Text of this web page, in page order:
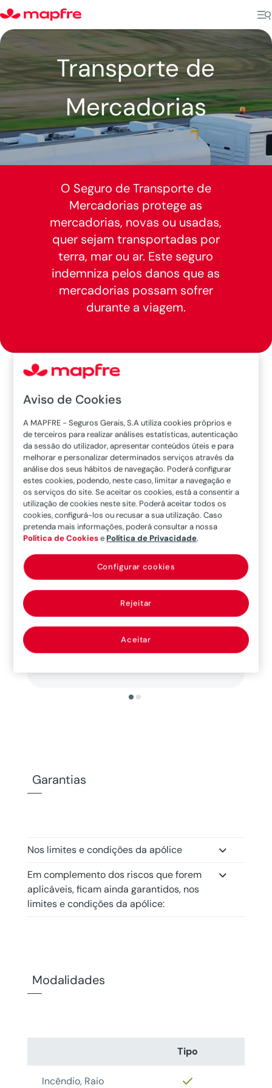
Transporte de
Mercadorias
O Seguro de Transporte de
Mercadorias protege as
mercadorias, novas ou usadas,
quer sejam transportadas por
terra, mar ou ar. Este seguro
indemniza pelos danos que as
mercadorias possam sofrer
durante a viagem.
Home 5 Empresas 5
Transporte de Mercadorias
Vantagens

Processo de compra
Processo de compra simples e rápido
Garantias
Nos limites e condições da apólice
Em complemento dos riscos que forem
aplicáveis, ficam ainda garantidos, nos
limites e condições da apólice:
Modalidades
Tipo
Incêndio, Raio
Aviso de Cookies
A MAPFRE - Seguros Gerais, S.A utiliza cookies próprios e
de terceiros para realizar análises estatísticas, autenticação
da sessão do utilizador, apresentar conteúdos úteis e para
melhorar e personalizar determinados serviços através da
análise dos seus hábitos de navegação. Poderá configurar
estes cookies, podendo, neste caso, limitar a navegação e
os serviços do site. Se aceitar os cookies, está a consentir a
utilização de cookies neste site. Poderá aceitar todos os
cookies, configurá-los ou recusar a sua utilização. Caso
pretenda mais informações, poderá consultar a nossa
Política de Cookiese Política de Privacidade.
Rejeitar
Aceitar
Configurar cookies